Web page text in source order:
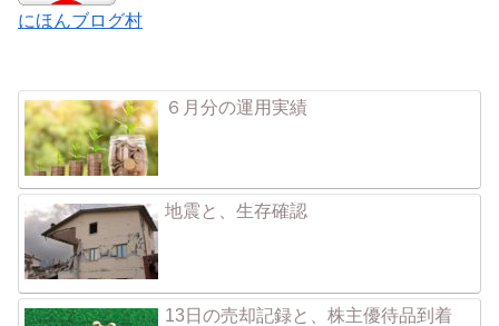
にほんブログ村
６月分の運用実績
地震と、生存確認
13日の売却記録と、株主優待品到着